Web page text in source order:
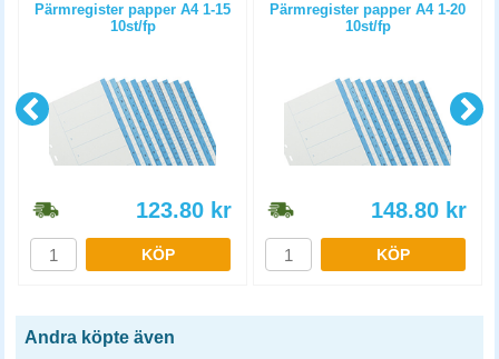
Pärmregister papper A4 1-15
10st/fp
123.80 kr
KÖP
Pärmregister papper A4 1-20
10st/fp
148.80 kr
KÖP
Andra köpte även